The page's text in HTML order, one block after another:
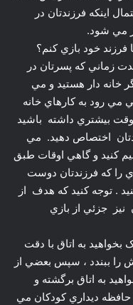
مي رود به کارهاي خانه
بيشتري داشته باشيد
اختصاص دهيد. مي
کنيد و گاهي اوقات طبق
که فرزندتان دوست
. توجه کنيد که هدف از
جزئي از بازي
بخواهيد به اتاق با دقت
را ببندد ، سپس بعضي از
به اتاق برگشته و
حافظه ديداري کودکان مي
را در حافظه خود نگاه
را نام ببريد مثلا
را تکرار کند ابتدا از سه
باعث تقويت حافظه